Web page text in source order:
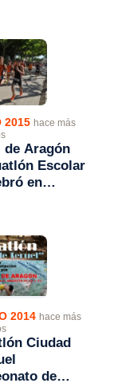
2015 hace más
de Aragón
Escolar
en
2014 hace más
Ciudad
de